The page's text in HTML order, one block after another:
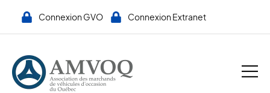
Connexion GVO Connexion Extranet